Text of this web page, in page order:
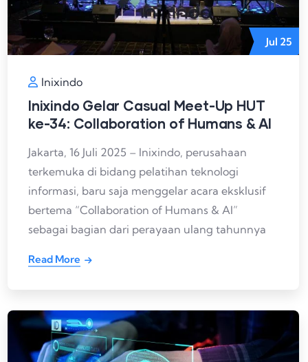
Jul 25
Inixindo
Inixindo Gelar Casual Meet-Up HUT
ke-34: Collaboration of Humans & AI
Jakarta, 16 Juli 2025 – Inixindo, perusahaan
terkemuka di bidang pelatihan teknologi
informasi, baru saja menggelar acara eksklusif
bertema “Collaboration of Humans & AI”
sebagai bagian dari perayaan ulang tahunnya
Read More